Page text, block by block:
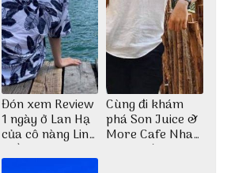
Đón xem Review
1 ngày ở Lan Hạ
của cô nàng Linh
Trần
Cùng đi khám
phá Son Juice &
More Cafe Nha
Trang với anh